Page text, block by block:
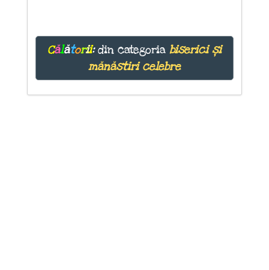
Călătorii:din categoria biserici și
mănăstiri celebre